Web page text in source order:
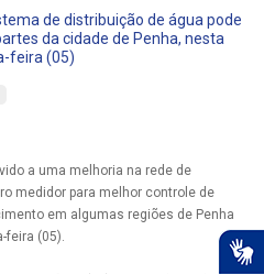
de distribuição de água pode
da cidade de Penha, nesta
feira (05)
a uma melhoria na rede de
medidor para melhor controle de
em algumas regiões de Penha
feira (05).